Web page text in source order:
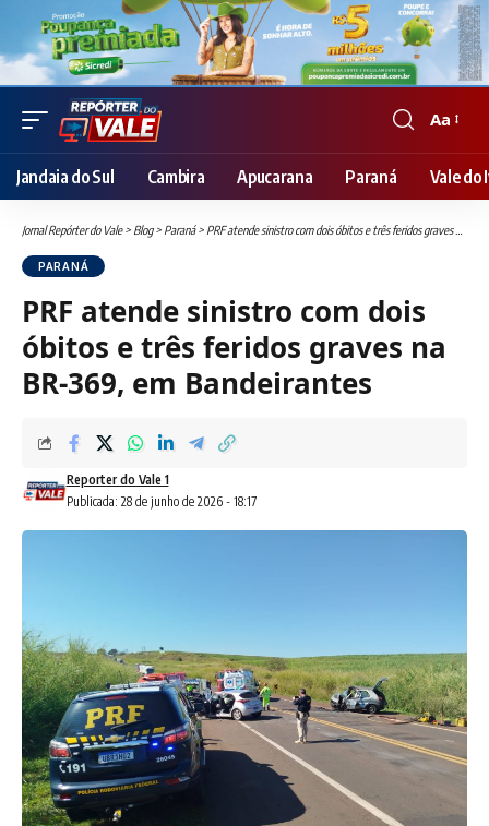
Font
Resizer
Aa
Jandaia do Sul Cambira Apucarana Paraná Vale do
Jornal Repórter do Vale> Blog> Paraná> PRF atende sinistro com dois óbitos e três feridos graves na BR-369, em Bandeirantes
PARANÁ
PRF atende sinistro com dois
óbitos e três feridos graves na
BR-369, em Bandeirantes
Publicada: 28 de junho de 2026 - 18:17
Reporter do Vale 1